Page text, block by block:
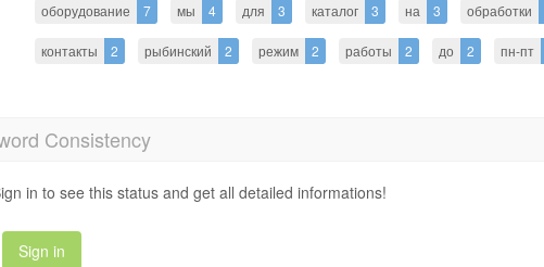
оборудование 7 мы 4 для 3 каталог 3 на 3 обработки
контакты 2 рыбинский 2 режим 2 работы 2 до 2 пн-пт
Consistency
in to see this status and get all detailed informations!
Sign in